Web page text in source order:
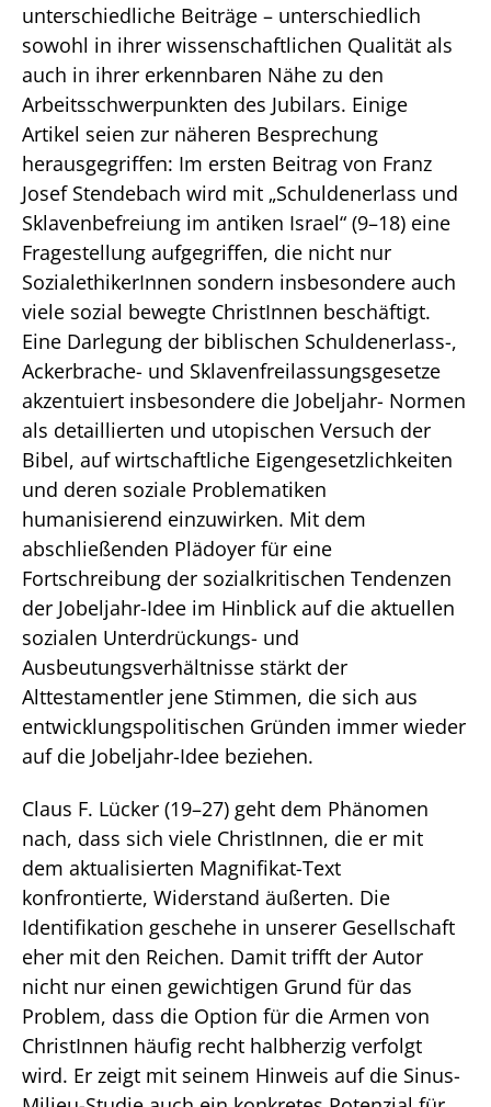
unterschiedliche Beiträge – unterschiedlich
sowohl in ihrer wissenschaftlichen Qualität als
auch in ihrer erkennbaren Nähe zu den
Arbeitsschwerpunkten des Jubilars. Einige
Artikel seien zur näheren Besprechung
herausgegriffen: Im ersten Beitrag von Franz
Josef Stendebach wird mit „Schuldenerlass und
Sklavenbefreiung im antiken Israel“ (9–18) eine
Fragestellung aufgegriffen, die nicht nur
SozialethikerInnen sondern insbesondere auch
viele sozial bewegte ChristInnen beschäftigt.
Eine Darlegung der biblischen Schuldenerlass-,
Ackerbrache- und Sklavenfreilassungsgesetze
akzentuiert insbesondere die Jobeljahr- Normen
als detaillierten und utopischen Versuch der
Bibel, auf wirtschaftliche Eigengesetzlichkeiten
und deren soziale Problematiken
humanisierend einzuwirken. Mit dem
abschließenden Plädoyer für eine
Fortschreibung der sozialkritischen Tendenzen
der Jobeljahr-Idee im Hinblick auf die aktuellen
sozialen Unterdrückungs- und
Ausbeutungsverhältnisse stärkt der
Alttestamentler jene Stimmen, die sich aus
entwicklungspolitischen Gründen immer wieder
auf die Jobeljahr-Idee beziehen.
Claus F. Lücker (19–27) geht dem Phänomen
nach, dass sich viele ChristInnen, die er mit
dem aktualisierten Magnifikat-Text
konfrontierte, Widerstand äußerten. Die
Identifikation geschehe in unserer Gesellschaft
eher mit den Reichen. Damit trifft der Autor
nicht nur einen gewichtigen Grund für das
Problem, dass die Option für die Armen von
ChristInnen häufig recht halbherzig verfolgt
wird. Er zeigt mit seinem Hinweis auf die Sinus-